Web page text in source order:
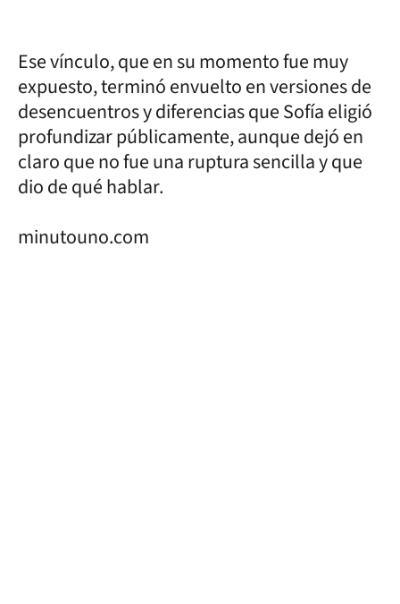
Ese vínculo, que en su momento fue muy
expuesto, terminó envuelto en versiones de
desencuentros y diferencias que Sofía eligió
profundizar públicamente, aunque dejó en
claro que no fue una ruptura sencilla y que
dio de qué hablar.
minutouno.com